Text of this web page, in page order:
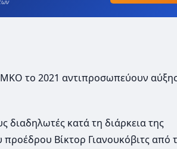
ΜΚΟ το 2021 αντιπροσωπεύουν
διαδηλωτές κατά τη διάρκεια της
Βίκτορ Γιανουκόβιτς από